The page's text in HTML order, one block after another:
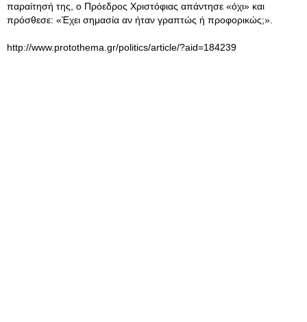
παραίτησή της, ο Πρόεδρος Χριστόφιας απάντησε «όχι» και
πρόσθεσε: «Έχει σημασία αν ήταν γραπτώς ή προφορικώς;».
http://www.protothema.gr/politics/article/?aid=184239